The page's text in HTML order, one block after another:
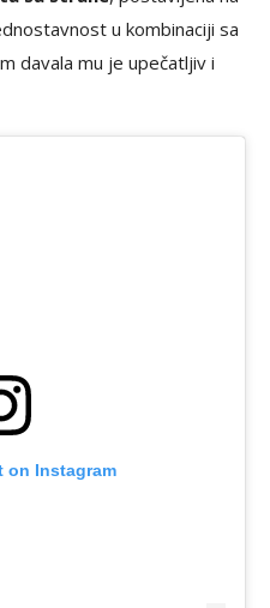
u kombinaciji sa
davala mu je upečatljiv i
on Instagram